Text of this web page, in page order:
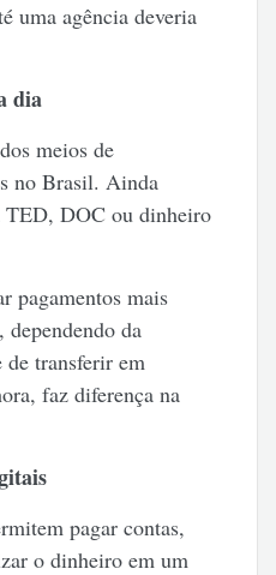
uma agência deveria
dia
meios de
no Brasil. Ainda
TED, DOC ou dinheiro
pagamentos mais
dependendo da
transferir em
faz diferença na
pagar contas,
o dinheiro em um